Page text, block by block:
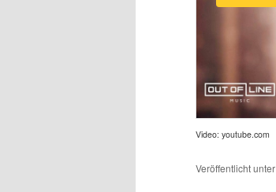
Video: youtube.com
Veröffentlicht unter